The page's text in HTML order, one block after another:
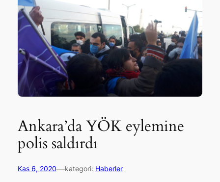
Ankara’da YÖK eylemine
polis saldırdı
Kas 6, 2020—kategori: Haberler